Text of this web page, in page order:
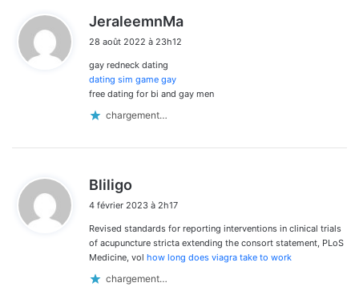
JeraleemnMa
28 août 2022 à 23h12
gay redneck dating
dating sim game gay
free dating for bi and gay men
chargement…
Bliligo
t
:
4 février 2023 à 2h17
Revised standards for reporting interventions in clinical trials
of acupuncture stricta extending the consort statement, PLoS
Medicine, vol how long does viagra take to work
chargement…